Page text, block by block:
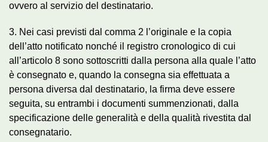
ovvero al servizio del destinatario.
3. Nei casi previsti dal comma 2 l’originale e la copia
dell’atto notificato nonché il registro cronologico di cui
all’articolo 8 sono sottoscritti dalla persona alla quale l’atto
è consegnato e, quando la consegna sia effettuata a
persona diversa dal destinatario, la firma deve essere
seguita, su entrambi i documenti summenzionati, dalla
specificazione delle generalità e della qualità rivestita dal
consegnatario.